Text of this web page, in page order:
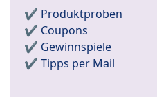
✔️ Produktproben
✔️ Coupons
✔️ Gewinnspiele
✔️ Tipps per Mail